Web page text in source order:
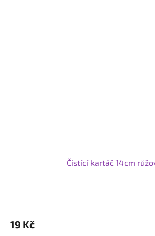
Čistící kartáč 14cm
19 Kč